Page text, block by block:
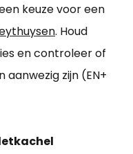
keuze voor een
. Houd
en controleer of
zijn (EN+